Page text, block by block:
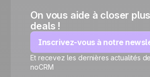
On vous aide à closer
deals !
Inscrivez-vous à notre
Et recevez les dernières actualités
noCRM